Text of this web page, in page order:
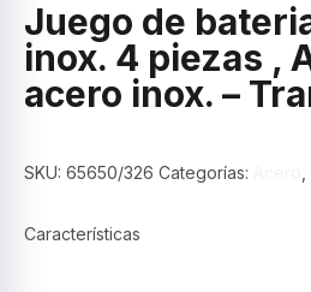
Juego de
inox. 4 piezas ,
acero inox. –
SKU: 65650/326 Categorías:
Características